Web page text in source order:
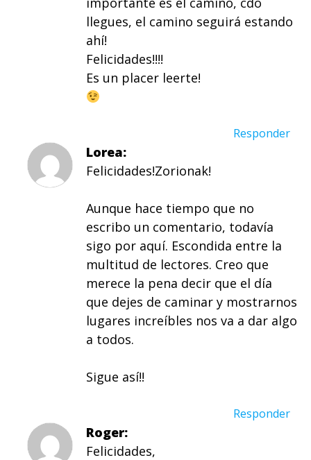
llegues, el camino seguirá estando
ahí!
Felicidades!!!!
Es un placer leerte!
Responder
Lorea
Felicidades!Zorionak!
Aunque hace tiempo que no
escribo un comentario, todavía
sigo por aquí. Escondida entre la
multitud de lectores. Creo que
merece la pena decir que el día
que dejes de caminar y mostrarnos
lugares increíbles nos va a dar algo
a todos.
Sigue así!!
Responder
Roger
Felicidades,